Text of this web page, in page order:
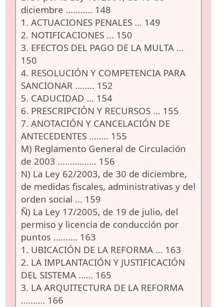
diciembre ........... 148
1. ACTUACIONES PENALES ... 149
2. NOTIFICACIONES ... 150
3. EFECTOS DEL PAGO DE LA MULTA ...
150
4. RESOLUCIÓN Y COMPETENCIA PARA
SANCIONAR ........ 152
5. CADUCIDAD ... 154
6. PRESCRIPCIÓN Y RECURSOS ... 155
7. ANOTACIÓN Y CANCELACIÓN DE
ANTECEDENTES ........ 155
M) Reglamento General de Circulación
de 2003 ................ 156
N) La Ley 62/2003, de 30 de diciembre,
de medidas fiscales, administrativas y del
orden social ... 159
Ñ) La Ley 17/2005, de 19 de julio, del
permiso y licencia de conducción por
puntos .......... 163
1. UBICACIÓN DE LA REFORMA ... 163
2. LA IMPLANTACIÓN Y JUSTIFICACIÓN
DEL SISTEMA ...... 165
3. LA ARQUITECTURA DE LA REFORMA
.......... 166